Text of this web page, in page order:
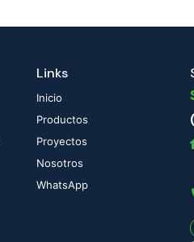
Links
Inicio
Productos
Proyectos
Nosotros
WhatsApp